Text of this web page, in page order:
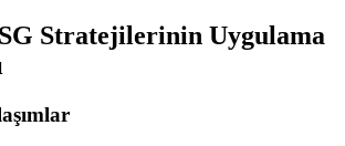
Stratejilerinin Uygulama